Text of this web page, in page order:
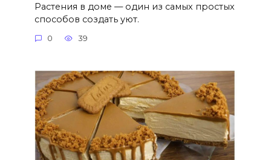
Растения в доме — один из самых простых
способов создать уют.
0 39